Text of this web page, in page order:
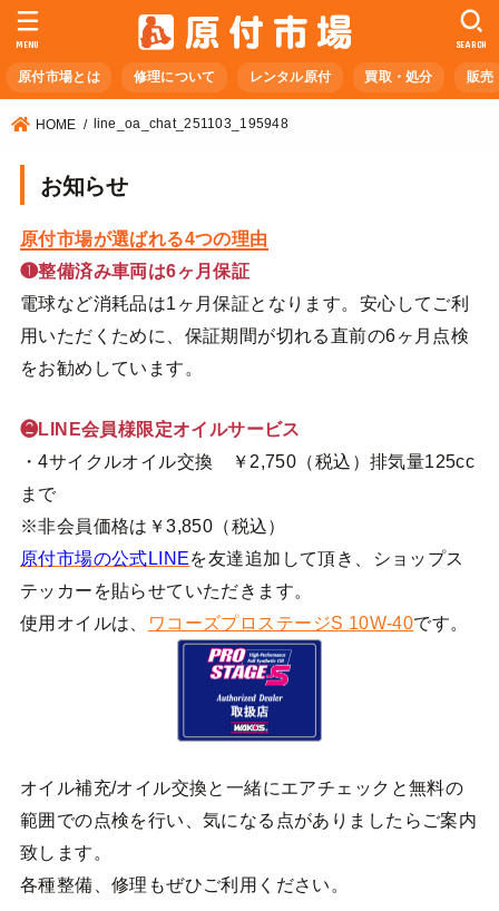
原付市場とは 修理について レンタル原付 買取・処分 販売
SEARCH
MENU
HOME line_oa_chat_251103_195948
お知らせ
原付市場が選ばれる4つの理由
❶整備済み車両は6ヶ月保証
電球など消耗品は1ヶ月保証となります。安心してご利
用いただくために、保証期間が切れる直前の6ヶ月点検
をお勧めしています。
❷LINE会員様限定オイルサービス
・4サイクルオイル交換 ￥2,750（税込）排気量125cc
まで
※非会員価格は￥3,850（税込）
原付市場の公式LINEを友達追加して頂き、ショップス
テッカーを貼らせていただきます。
使用オイルは、
ワコーズプロステージS 10W-40です。
オイル補充/オイル交換と一緒にエアチェックと無料の
範囲での点検を行い、気になる点がありましたらご案内
致します。
各種整備、修理もぜひご利用ください。